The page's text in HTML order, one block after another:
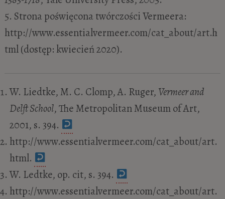
5. Strona poświęcona twórczości Vermeera:
http://www.essentialvermeer.com/cat_about/art.h
tml (dostęp: kwiecień 2020).
W. Liedtke, M. C. Clomp, A. Ruger, Vermeer and
Delft School, The Metropolitan Museum of Art,
2001, s. 394.
http://www.essentialvermeer.com/cat_about/art.
html.
W. Ledtke, op. cit, s. 394.
http://www.essentialvermeer.com/cat_about/art.